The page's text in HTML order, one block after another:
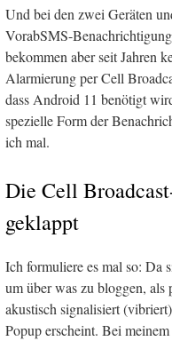
Und bei den zwei Geräten
VorabSMS-
bekommen aber seit Jahren
Alarmierung per Cell
dass Android 11 benötigt
spezielle Form der
ich mal.
Die Cell
geklappt
Ich formuliere es mal so: Da
um über was zu bloggen,
akustisch signalisiert
Popup erscheint. Bei